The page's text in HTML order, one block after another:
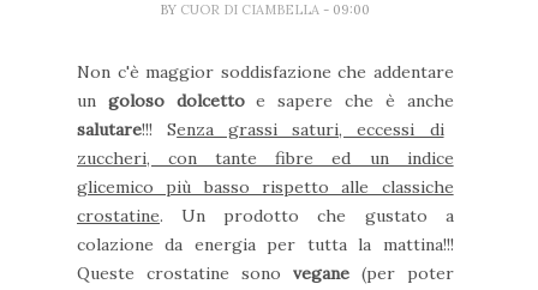
BY CUOR DI CIAMBELLA - 09:00
Non c'è maggior soddisfazione che addentare
un goloso dolcettoe sapere che è anche
salutare!!! Senza grassi saturi, eccessi di
zuccheri, con tante fibre ed un indice
glicemico più basso rispetto alle classiche
crostatine. Un prodotto che gustato a
colazione da energia per tutta la mattina!!!
Queste crostatine sono vegane(per poter